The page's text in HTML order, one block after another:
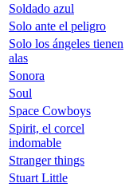
Soldado azul
Solo ante el peligro
Solo los ángeles tienen
alas
Sonora
Soul
Space Cowboys
Spirit, el corcel
indomable
Stranger things
Stuart Little